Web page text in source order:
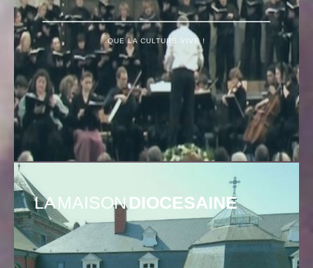
QUE LA CULTURE VIVE !
LA MAISONDIOCESAINE